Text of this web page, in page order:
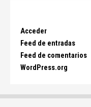
Acceder
Feed de entradas
Feed de comentarios
WordPress.org